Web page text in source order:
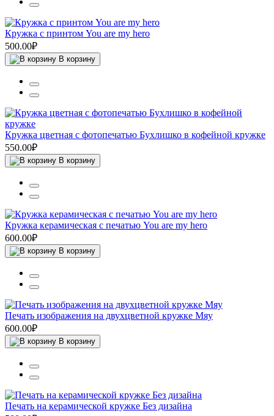
Кружка с принтом You are my hero
500.00₽
В корзину
Кружка цветная с фотопечатью Бухлишко в кофейной кружке
550.00₽
В корзину
Кружка керамическая с печатью You are my hero
600.00₽
В корзину
Печать изображения на двухцветной кружке Мяу
600.00₽
В корзину
Печать на керамической кружке Без дизайна